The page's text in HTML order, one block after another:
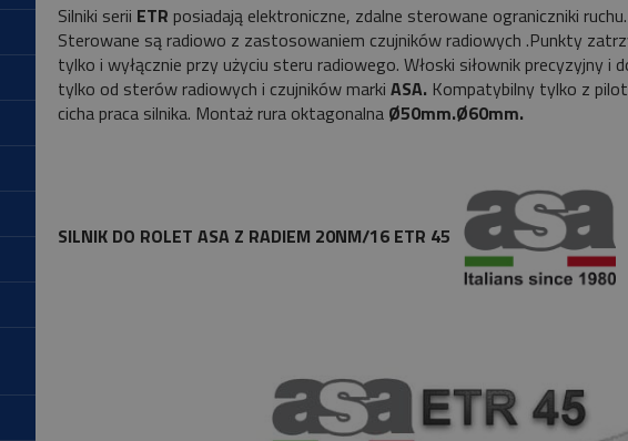
Silniki serii ETR posiadają elektroniczne, zdalne sterowane ograniczniki
Sterowane są radiowo z zastosowaniem czujników radiowych .Punkty
tylko i wyłącznie przy użyciu steru radiowego. Włoski siłownik precyzyjny i
tylko od sterów radiowych i czujników marki ASA. Kompatybilny tylko z
cicha praca silnika. Montaż rura oktagonalna Ø50mm.Ø60mm.
SILNIK DO ROLET ASA Z RADIEM 20NM/16 ETR 45